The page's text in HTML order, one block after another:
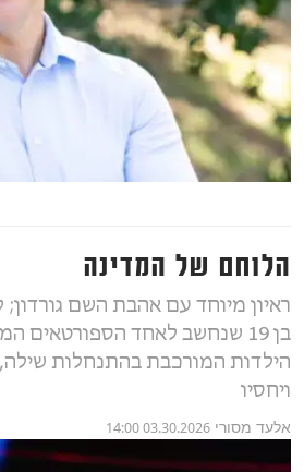
הלוחם של המדינה
ראיון מיוחד עם אהבת השם גורדון;
בן 19 שנחשב לאחד הספורטאים
הילדות המורכבת בהתנחלות
ויחסיו
אלעד מסורי 03.30.2026 14:00